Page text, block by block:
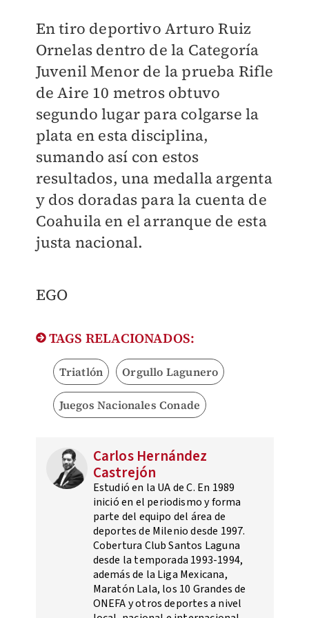
En tiro deportivo Arturo Ruiz
Ornelas dentro de la Categoría
Juvenil Menor de la prueba Rifle
de Aire 10 metros obtuvo
segundo lugar para colgarse la
plata en esta disciplina,
sumando así con estos
resultados, una medalla argenta
y dos doradas para la cuenta de
Coahuila en el arranque de esta
justa nacional.
EGO
TAGS RELACIONADOS:
Triatlón Orgullo Lagunero
Juegos Nacionales Conade
Carlos Hernández
Castrejón
Estudió en la UA de C. En 1989
inició en el periodismo y forma
parte del equipo del área de
deportes de Milenio desde 1997.
Cobertura Club Santos Laguna
desde la temporada 1993-1994,
además de la Liga Mexicana,
Maratón Lala, los 10 Grandes de
ONEFA y otros deportes a nivel